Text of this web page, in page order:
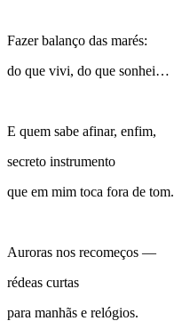
Fazer balanço das marés:
do que vivi, do que sonhei…
E quem sabe afinar, enfim,
secreto instrumento
que em mim toca fora de tom.
Auroras nos recomeços —
rédeas curtas
para manhãs e relógios.